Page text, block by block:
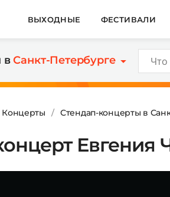
ВЫХОДНЫЕ ФЕСТИВАЛИ
вСанкт-Петербурге
Концерты Стендап-концерты в
Евгения